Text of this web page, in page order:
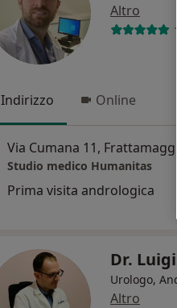
Altro
Indirizzo Online
Via Cumana 11,
Studio medico Humanitas
Prima visita andrologica
Dr.
Urologo,
Altro